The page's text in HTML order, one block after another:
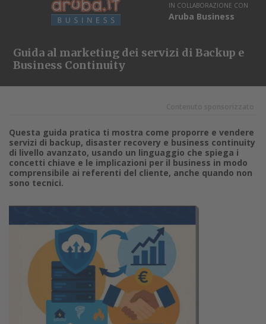
IN COLLABORAZIONE CON
Aruba Business
Guida al marketing dei servizi di Backup e
Business Continuity
Questa guida pratica ti mostra come proporre e vendere
servizi di backup, disaster recovery e business continuity
di livello avanzato, usando un linguaggio che spiega i
concetti chiave e le implicazioni per il business in modo
comprensibile ai referenti del cliente, anche quando non
sono tecnici.